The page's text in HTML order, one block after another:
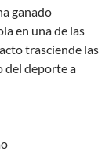
ganado
en una de las
trasciende las
del deporte a